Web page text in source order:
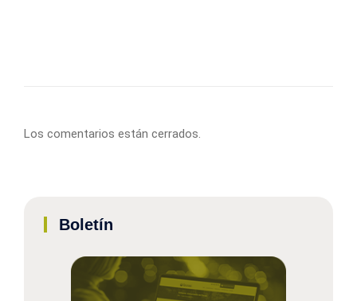
Los comentarios están cerrados.
Boletín